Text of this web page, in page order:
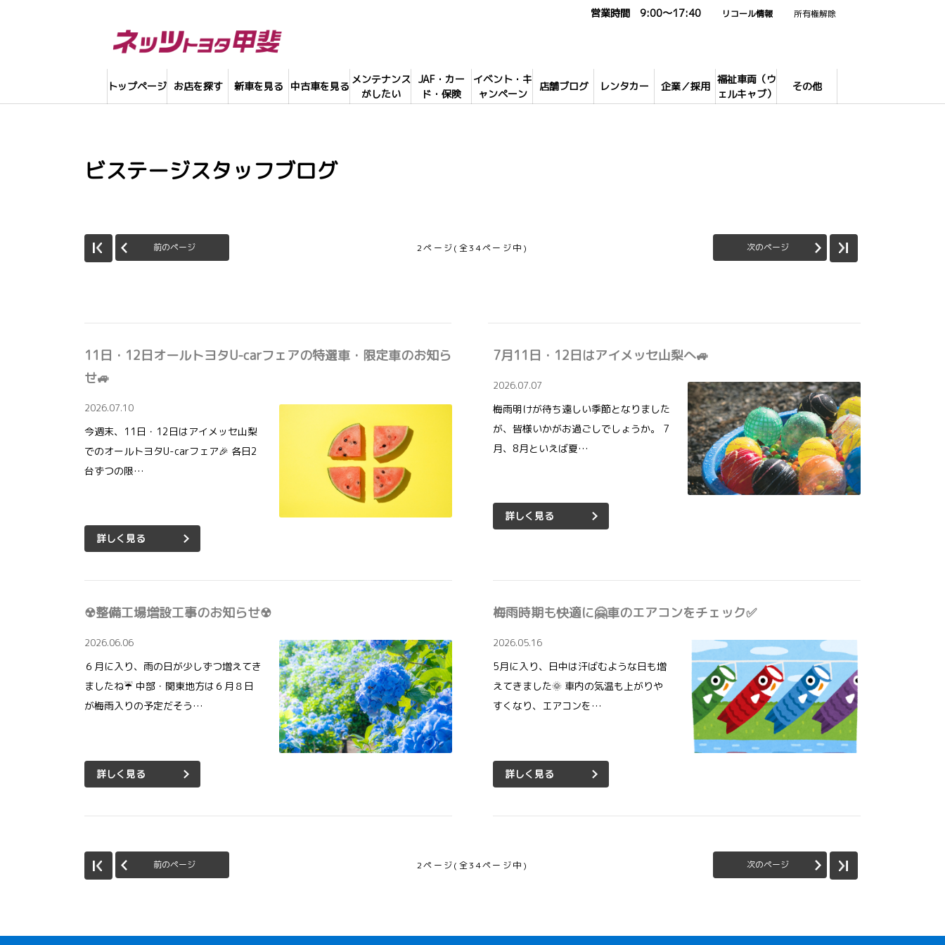
トップページ お店を探す 新車を見る 中古車を見る
メンテナンス
がしたい
JAF・カー
ド・保険
イベント・キ
ャンペーン
店舗ブログ レンタカー 企業／採用
福祉車両（ウ
ェルキャブ）
その他
営業時間 9:00～17:40 リコール情報 所有権解除
ビステージスタッフブログ
前のページ 2ページ(全34ページ中) 次のページ
11日・12日オールトヨタU-carフェアの特選車・限定車のお知ら
せ🚙
2026.07.10
今週末、11日・12日はアイメッセ山梨
でのオールトヨタU-carフェア🎉 各日2
台ずつの限…
詳しく見る
7月11日・12日はアイメッセ山梨へ🚙
2026.07.07
梅雨明けが待ち遠しい季節となりました
が、皆様いかがお過ごしでしょうか。 7
月、8月といえば夏…
詳しく見る
☢整備工場増設工事のお知らせ☢
2026.06.06
６月に入り、雨の日が少しずつ増えてき
ましたね☔ 中部・関東地方は６月８日
が梅雨入りの予定だそう…
詳しく見る
梅雨時期も快適に🤗車のエアコンをチェック✅
2026.05.16
5月に入り、日中は汗ばむような日も増
えてきました🌞 車内の気温も上がりや
すくなり、エアコンを…
詳しく見る
前のページ 2ページ(全34ページ中) 次のページ